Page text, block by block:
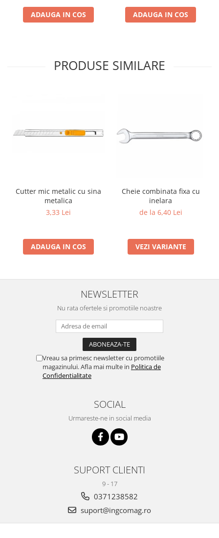
ADAUGA IN COS ADAUGA IN COS
PRODUSE SIMILARE
Cutter mic metalic cu sina
metalica
3,33 Lei
ADAUGA IN COS
Cheie combinata fixa cu
inelara
de la 6,40 Lei
VEZI VARIANTE
NEWSLETTER
Nu rata ofertele si promotiile noastre
Vreau sa primesc newsletter cu promotiile
magazinului. Afla mai multe in Politica de
Confidentialitate
SOCIAL
Urmareste-ne in social media
SUPORT CLIENTI
9 - 17
0371238582
suport@ingcomag.ro